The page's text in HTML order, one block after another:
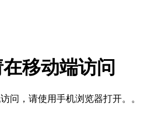
在移动端访问
问，请使用手机浏览器打开。。